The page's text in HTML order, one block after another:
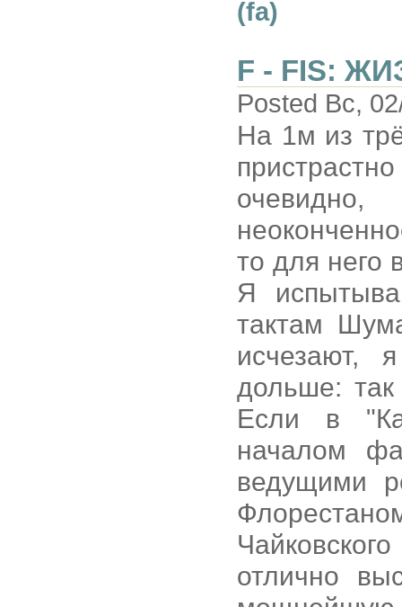
(fa)
F - FIS:
Posted Вс,
На 1м из
то для него
Я
тактам
исчезают,
дольше:
Если в
началом
ведущими
отлично